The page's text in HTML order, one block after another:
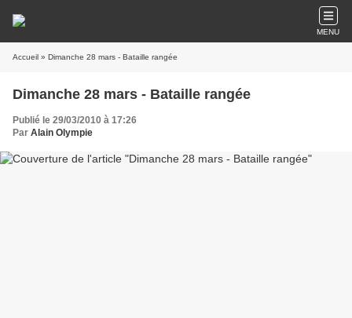
MENU
Accueil » Dimanche 28 mars - Bataille rangée
Dimanche 28 mars - Bataille rangée
Publié le 29/03/2010 à 17:26
Par Alain Olympie